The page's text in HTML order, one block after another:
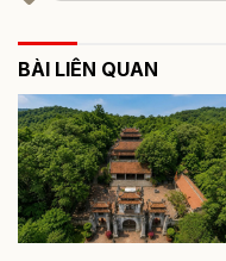
BÀI LIÊN QUAN